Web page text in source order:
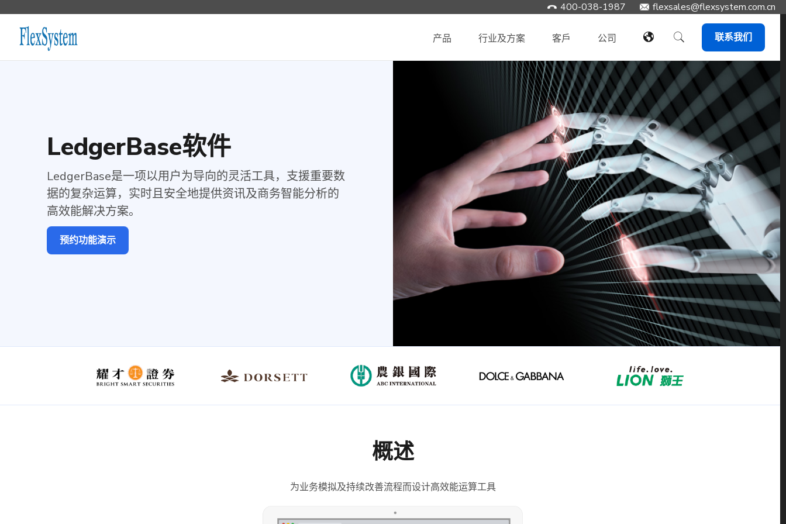
400-038-1987 flexsales@flexsystem.com.cn
产品 行业及方案 客戶 公司 联系我们
LedgerBase软件
LedgerBase是一项以用户为导向的灵活工具，支援重要数
据的复杂运算，实时且安全地提供资讯及商务智能分析的
高效能解决方案。
预约功能演示
概述
为业务模拟及持续改善流程而设计高效能运算工具